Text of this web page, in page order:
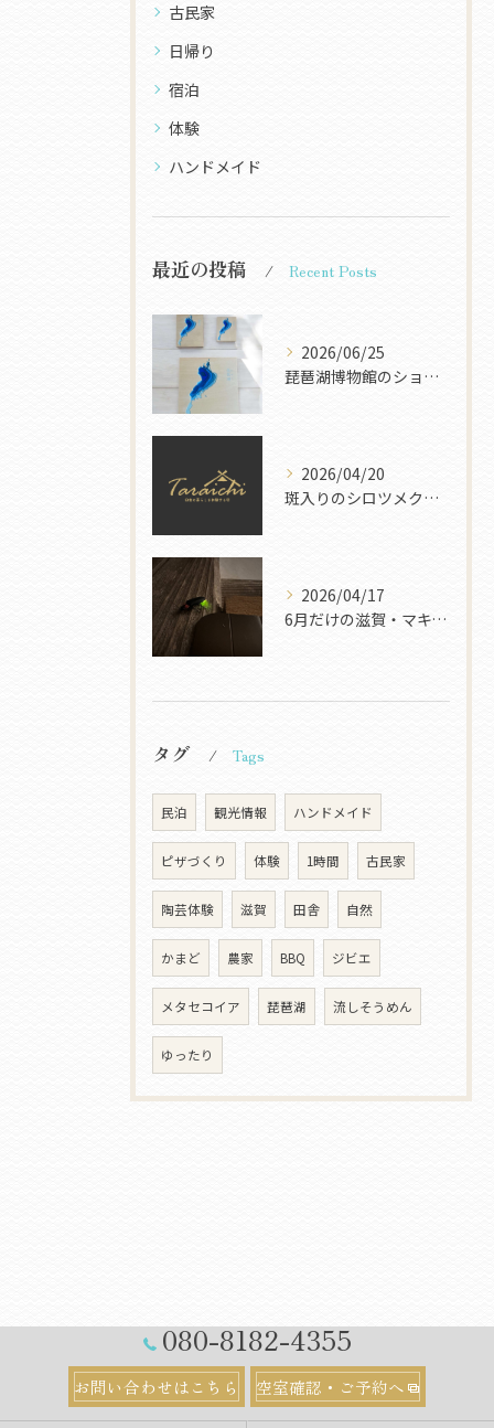
古民家
日帰り
宿泊
体験
ハンドメイド
最近の投稿 Recent Posts
2026/06/25
琵琶湖博物館のショップに琵琶湖ウッドマップが登場します
2026/04/20
斑入りのシロツメクサを発見！
2026/04/17
6月だけの滋賀・マキノ旅
タグ Tags
民泊 観光情報 ハンドメイド
ピザづくり 体験 1時間 古民家
陶芸体験 滋賀 田舎 自然
かまど 農家 BBQ ジビエ
メタセコイア 琵琶湖 流しそうめん
ゆったり
080-8182-4355
お問い合わせはこちら 空室確認・ご予約へ